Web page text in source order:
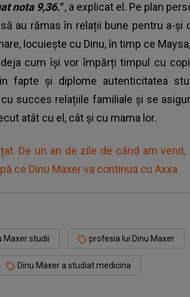
nota 9,36.″, a explicat el. Pe plan
au rămas în relații bune pentru a-și
locuiește cu Dinu, în timp ce
cum își vor împărți timpul cu
fapte și diplome autenticitatea
succes relațiile familiale și se
atât cu el, cât și cu mama lor.
De un an de zile de când am
ce Dinu Maxer va continua cu Axxa
Maxer studii profesia lui Dinu Maxer
Dinu Maxer a studiat medicina